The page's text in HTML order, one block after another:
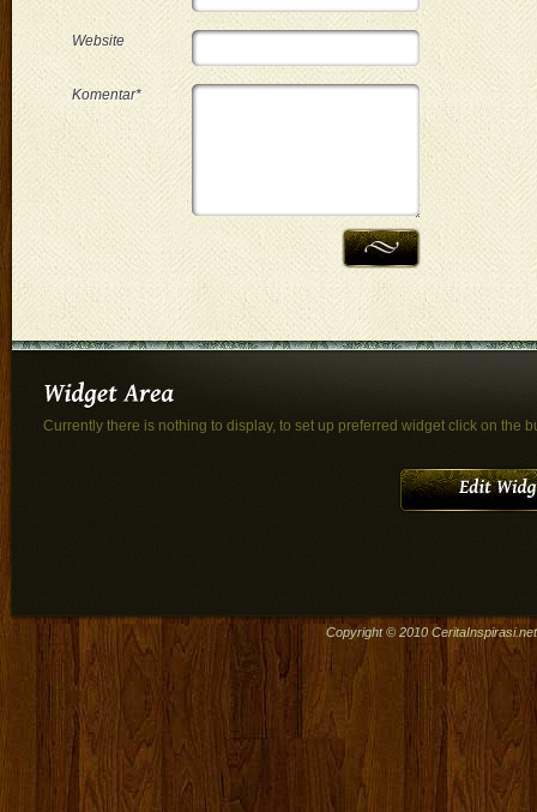
Website
Komentar*
Currently there is nothing to display, to set up preferred widget click on the
Copyright © 2010 CeritaInspirasi.net